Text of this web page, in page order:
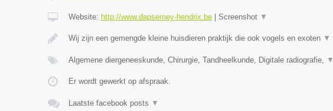
Website: http://www.dapsemey-hendrix.be| Screenshot ▼
Wij zijn een gemengde kleine huisdieren praktijk die ook vogels en exoten ▼
Algemene diergeneeskunde, Chirurgie, Tandheelkunde, Digitale radiografie, ▼
Er wordt gewerkt op afspraak.
Laatste facebook posts ▼